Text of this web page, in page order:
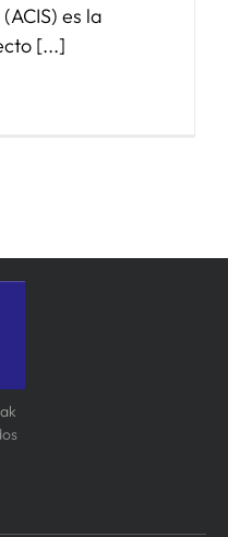
es la
[...]